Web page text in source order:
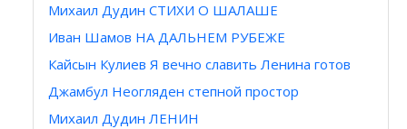
Михаил Дудин СТИХИ О ШАЛАШЕ
Иван Шамов НА ДАЛЬНЕМ РУБЕЖЕ
Кайсын Кулиев Я вечно славить Ленина готов
Джамбул Неогляден степной простор
Михаил Дудин ЛЕНИН